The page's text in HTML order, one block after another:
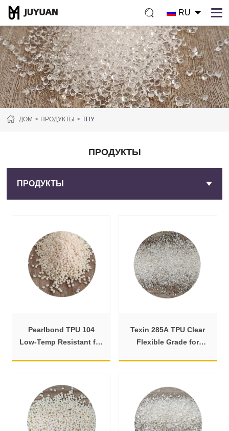
RU
ДОМ ПРОДУКТЫ ТПУ
ПРОДУКТЫ
ПРОДУКТЫ
Pearlbond TPU 104
Low-Temp Resistant for
Texin 285A TPU Clear
Flexible Grade for